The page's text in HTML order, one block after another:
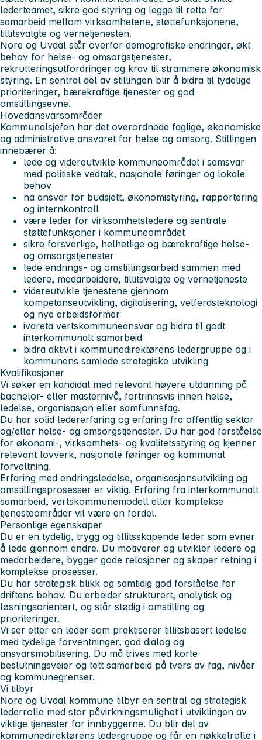
lederteamet, sikre god styring og legge til rette for
samarbeid mellom virksomhetene, støttefunksjonene,
tillitsvalgte og vernetjenesten.
Nore og Uvdal står overfor demografiske endringer, økt
behov for helse- og omsorgstjenester,
rekrutteringsutfordringer og krav til strammere økonomisk
styring. En sentral del av stillingen blir å bidra til tydelige
prioriteringer, bærekraftige tjenester og god
omstillingsevne.
Hovedansvarsområder
Kommunalsjefen har det overordnede faglige, økonomiske
og administrative ansvaret for helse og omsorg. Stillingen
innebærer å:
lede og videreutvikle kommuneområdet i samsvar
med politiske vedtak, nasjonale føringer og lokale
behov
ha ansvar for budsjett, økonomistyring, rapportering
og internkontroll
være leder for virksomhetsledere og sentrale
støttefunksjoner i kommuneområdet
sikre forsvarlige, helhetlige og bærekraftige helse-
og omsorgstjenester
lede endrings- og omstillingsarbeid sammen med
ledere, medarbeidere, tillitsvalgte og vernetjeneste
videreutvikle tjenestene gjennom
kompetanseutvikling, digitalisering, velferdsteknologi
og nye arbeidsformer
ivareta vertskommuneansvar og bidra til godt
interkommunalt samarbeid
bidra aktivt i kommunedirektørens ledergruppe og i
kommunens samlede strategiske utvikling
Kvalifikasjoner
Vi søker en kandidat med relevant høyere utdanning på
bachelor- eller masternivå, fortrinnsvis innen helse,
ledelse, organisasjon eller samfunnsfag.
Du har solid ledererfaring og erfaring fra offentlig sektor
og/eller helse- og omsorgstjenester. Du har god forståelse
for økonomi-, virksomhets- og kvalitetsstyring og kjenner
relevant lovverk, nasjonale føringer og kommunal
forvaltning.
Erfaring med endringsledelse, organisasjonsutvikling og
omstillingsprosesser er viktig. Erfaring fra interkommunalt
samarbeid, vertskommunemodell eller komplekse
tjenesteområder vil være en fordel.
Personlige egenskaper
Du er en tydelig, trygg og tillitsskapende leder som evner
å lede gjennom andre. Du motiverer og utvikler ledere og
medarbeidere, bygger gode relasjoner og skaper retning i
komplekse prosesser.
Du har strategisk blikk og samtidig god forståelse for
driftens behov. Du arbeider strukturert, analytisk og
løsningsorientert, og står stødig i omstilling og
prioriteringer.
Vi ser etter en leder som praktiserer tillitsbasert ledelse
med tydelige forventninger, god dialog og
ansvarsmobilisering. Du må trives med korte
beslutningsveier og tett samarbeid på tvers av fag, nivåer
og kommunegrenser.
Vi tilbyr
Nore og Uvdal kommune tilbyr en sentral og strategisk
lederrolle med stor påvirkningsmulighet i utviklingen av
viktige tjenester for innbyggerne. Du blir del av
kommunedirektørens ledergruppe og får en nøkkelrolle i